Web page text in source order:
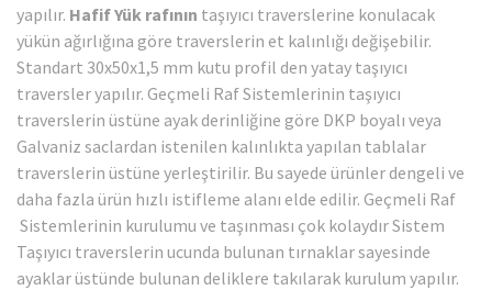
yapılır. Hafif Yük rafının taşıyıcı traverslerine konulacak
yükün ağırlığına göre traverslerin et kalınlığı değişebilir.
Standart 30x50x1,5 mm kutu profil den yatay taşıyıcı
traversler yapılır. Geçmeli Raf Sistemlerinin taşıyıcı
traverslerin üstüne ayak derinliğine göre DKP boyalı veya
Galvaniz saclardan istenilen kalınlıkta yapılan tablalar
traverslerin üstüne yerleştirilir. Bu sayede ürünler dengeli ve
daha fazla ürün hızlı istifleme alanı elde edilir. Geçmeli Raf
Sistemlerinin kurulumu ve taşınması çok kolaydır Sistem
Taşıyıcı traverslerin ucunda bulunan tırnaklar sayesinde
ayaklar üstünde bulunan deliklere takılarak kurulum yapılır.